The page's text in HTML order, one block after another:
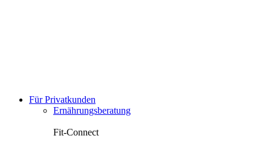
Für Privatkunden
Ernährungsberatung
Fit-Connect